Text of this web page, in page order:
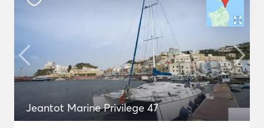
Jeantot Marine Privilege 47